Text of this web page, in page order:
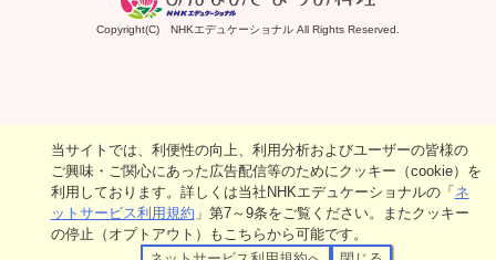
Copyright(C) NHKエデュケーショナル All Rights Reserved.
当サイトでは、利便性の向上、利用分析およびユーザーの皆様の
ご興味・ご関心にあった広告配信等のためにクッキー（cookie）を
利用しております。詳しくは当社NHKエデュケーショナルの「ネ
ットサービス利用規約 」第7～9条をご覧ください。またクッキー
の停止（オプトアウト）もこちらから可能です。